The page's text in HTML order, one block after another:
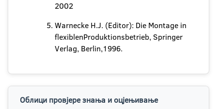
2002
Warnecke H.J. (Editor): Die Montage in
flexiblenProduktionsbetrieb, Springer
Verlag, Berlin,1996.
Облици провјере знања и оцјењивање